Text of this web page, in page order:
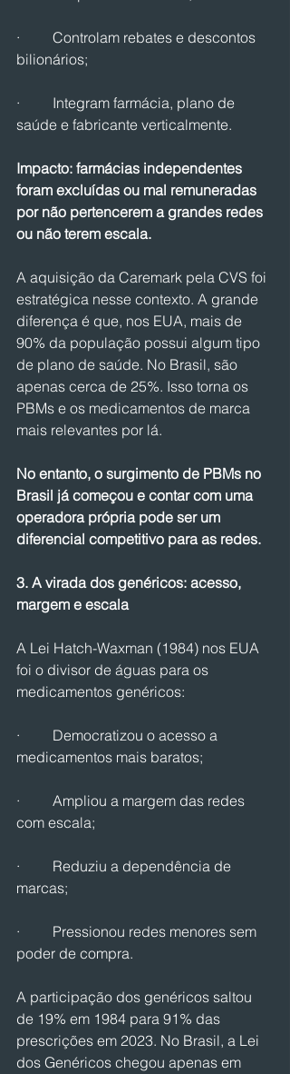
·         Controlam rebates e descontos
bilionários;
·         Integram farmácia, plano de
saúde e fabricante verticalmente.
Impacto: farmácias independentes
foram excluídas ou mal remuneradas
por não pertencerem a grandes redes
ou não terem escala.
A aquisição da Caremark pela CVS foi
estratégica nesse contexto. A grande
diferença é que, nos EUA, mais de
90% da população possui algum tipo
de plano de saúde. No Brasil, são
apenas cerca de 25%. Isso torna os
PBMs e os medicamentos de marca
mais relevantes por lá.
No entanto, o surgimento de PBMs no
Brasil já começou e contar com uma
operadora própria pode ser um
diferencial competitivo para as redes.
3. A virada dos genéricos: acesso,
margem e escala
A Lei Hatch-Waxman (1984) nos EUA
foi o divisor de águas para os
medicamentos genéricos:
·         Democratizou o acesso a
medicamentos mais baratos;
·         Ampliou a margem das redes
com escala;
·         Reduziu a dependência de
marcas;
·         Pressionou redes menores sem
poder de compra.
A participação dos genéricos saltou
de 19% em 1984 para 91% das
prescrições em 2023. No Brasil, a Lei
dos Genéricos chegou apenas em